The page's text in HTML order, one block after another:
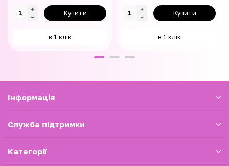
Купити
в 1 клік
Купити
в 1 клік
Iнформація
Служба підтримки
Категорії